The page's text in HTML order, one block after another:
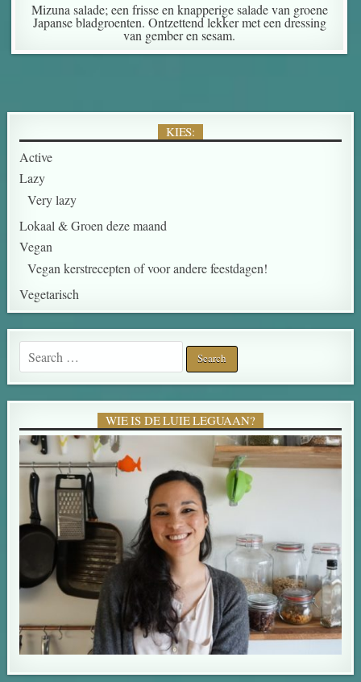
Mizuna salade; een frisse en knapperige salade van groene
Japanse bladgroenten. Ontzettend lekker met een dressing
van gember en sesam.
KIES:
Active
Lazy
Very lazy
Lokaal & Groen deze maand
Vegan
Vegan kerstrecepten of voor andere feestdagen!
Vegetarisch
Search for:
WIE IS DE LUIE LEGUAAN?